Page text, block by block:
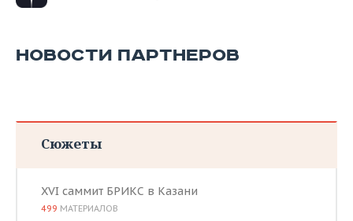
НОВОСТИ ПАРТНЕРОВ
Сюжеты
XVI саммит БРИКС в Казани
499 МАТЕРИАЛОВ